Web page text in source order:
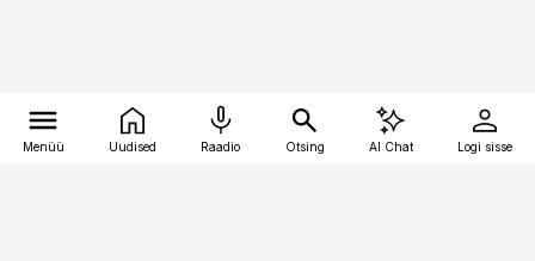
Menüü Uudised Raadio Otsing AI Chat Logi sisse